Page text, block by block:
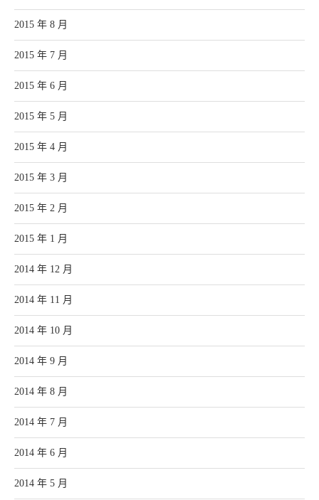
2015 年 8 月
2015 年 7 月
2015 年 6 月
2015 年 5 月
2015 年 4 月
2015 年 3 月
2015 年 2 月
2015 年 1 月
2014 年 12 月
2014 年 11 月
2014 年 10 月
2014 年 9 月
2014 年 8 月
2014 年 7 月
2014 年 6 月
2014 年 5 月